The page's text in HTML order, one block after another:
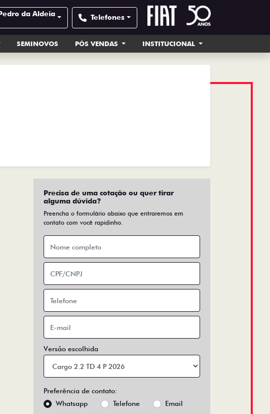
da Aldeia Telefones
SEMINOVOS PÓS VENDAS INSTITUCIONAL
Precisa de uma cotação ou quer tirar
alguma dúvida?
Preencha o formulário abaixo que entraremos em
contato com você rapidinho.
Versão escolhida
Preferência de contato:
Whatsapp
Telefone Email